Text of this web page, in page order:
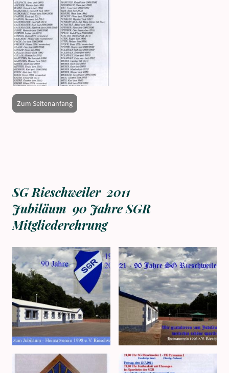
Zum Seitenanfang
SG Rieschweiler 2011
Jubiläum 90 Jahre SGR
Mitgliederehrung